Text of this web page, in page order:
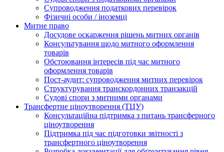
Супроводження податкових перевірок
Фізичні особи / іноземці
Митне право
Досудове оскарження рішень митних органів
Консультування щодо митного оформлення
товарів
Обстоювання інтересів під час митного
оформлення товарів
Пост-аудит: супроводження митних перевірок
Структурування транскордонних транзакцій
Судові спори з митними органами
Трансфертне ціноутворення (ТЦУ)
Консультаційна підтримка з питань трансферного
ціноутворення
Підтримка під час підготовки звітності з
трансфертного ціноутворення